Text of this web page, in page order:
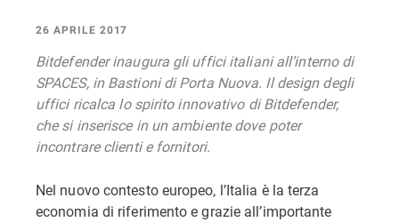
26 APRILE 2017
Bitdefender inaugura gli uffici italiani all’interno di
SPACES, in Bastioni di Porta Nuova. Il design degli
uffici ricalca lo spirito innovativo di Bitdefender,
che si inserisce in un ambiente dove poter
incontrare clienti e fornitori.
Nel nuovo contesto europeo, l’Italia è la terza
economia di riferimento e grazie all’importante